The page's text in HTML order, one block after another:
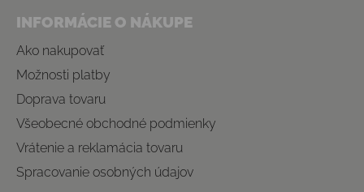
INFORMÁCIE O NÁKUPE
Ako nakupovať
Možnosti platby
Doprava tovaru
Všeobecné obchodné podmienky
Vrátenie a reklamácia tovaru
Spracovanie osobných údajov